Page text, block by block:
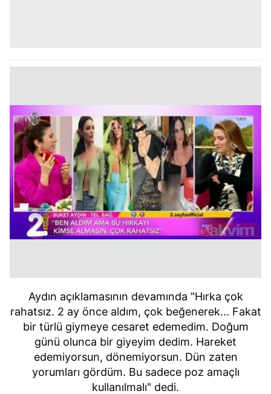
Aydın açıklamasının devamında "Hırka çok
rahatsız. 2 ay önce aldım, çok beğenerek... Fakat
bir türlü giymeye cesaret edemedim. Doğum
günü olunca bir giyeyim dedim. Hareket
edemiyorsun, dönemiyorsun. Dün zaten
yorumları gördüm. Bu sadece poz amaçlı
kullanılmalı" dedi.